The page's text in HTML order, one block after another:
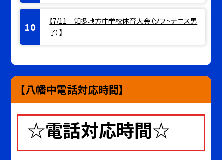
【7/11 知多地方中学校体育大会（ソフトテニス男
子）】
【八幡中電話対応時間】
☆電話対応時間☆